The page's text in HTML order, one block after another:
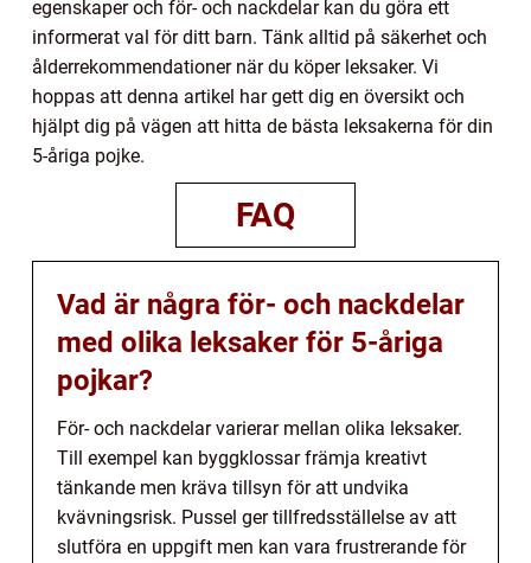
egenskaper och för- och nackdelar kan du göra ett
informerat val för ditt barn. Tänk alltid på säkerhet och
ålderrekommendationer när du köper leksaker. Vi
hoppas att denna artikel har gett dig en översikt och
hjälpt dig på vägen att hitta de bästa leksakerna för din
5-åriga pojke.
FAQ
Vad är några för- och nackdelar
med olika leksaker för 5-åriga
pojkar?
För- och nackdelar varierar mellan olika leksaker.
Till exempel kan byggklossar främja kreativt
tänkande men kräva tillsyn för att undvika
kvävningsrisk. Pussel ger tillfredsställelse av att
slutföra en uppgift men kan vara frustrerande för